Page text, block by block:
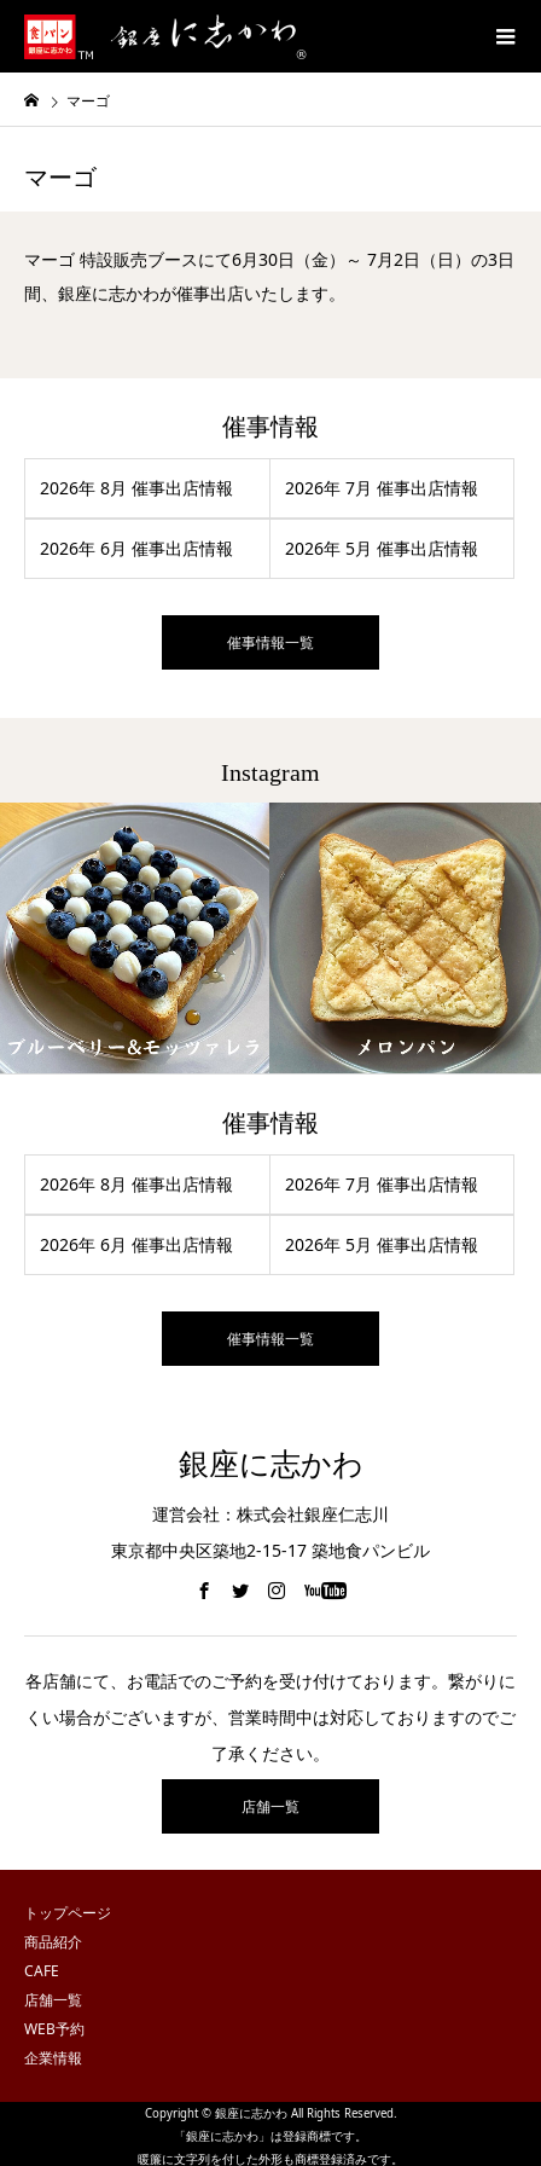
マーゴ
マーゴ
マーゴ 特設販売ブースにて6月30日（金）～ 7月2日（日）の3日
間、銀座に志かわが催事出店いたします。
催事情報
2026年 8月 催事出店情報 2026年 7月 催事出店情報
2026年 6月 催事出店情報 2026年 5月 催事出店情報
催事情報一覧
Instagram
催事情報
2026年 8月 催事出店情報 2026年 7月 催事出店情報
2026年 6月 催事出店情報 2026年 5月 催事出店情報
催事情報一覧
銀座に志かわ
運営会社：株式会社銀座仁志川
東京都中央区築地2-15-17 築地食パンビル
各店舗にて、お電話でのご予約を受け付けております。繋がりに
くい場合がございますが、営業時間中は対応しておりますのでご
了承ください。
店舗一覧
トップページ
商品紹介
CAFE
店舗一覧
WEB予約
企業情報
Copyright © 銀座に志かわ All Rights Reserved.
「銀座に志かわ」は登録商標です。
暖簾に文字列を付した外形も商標登録済みです。